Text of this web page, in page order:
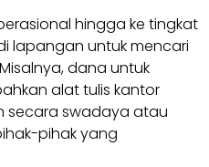
hingga ke tingkat
lapangan untuk mencari
dana untuk
alat tulis kantor
secara swadaya atau
pihak yang